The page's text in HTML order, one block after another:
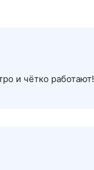
и чётко работают!